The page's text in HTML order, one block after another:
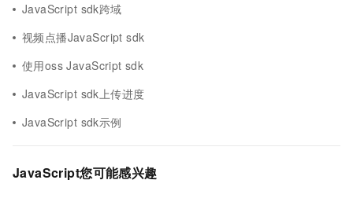
JavaScript sdk跨域
视频点播JavaScript sdk
使用oss JavaScript sdk
JavaScript sdk上传进度
JavaScript sdk示例
JavaScript您可能感兴趣